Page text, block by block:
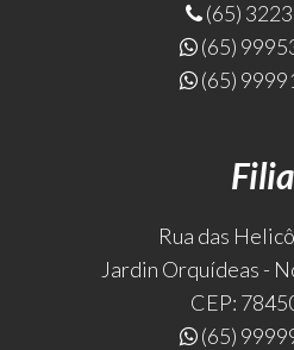
(65)
(65)
(65)
Rua das
Jardin Orquídeas -
CEP:
(65)